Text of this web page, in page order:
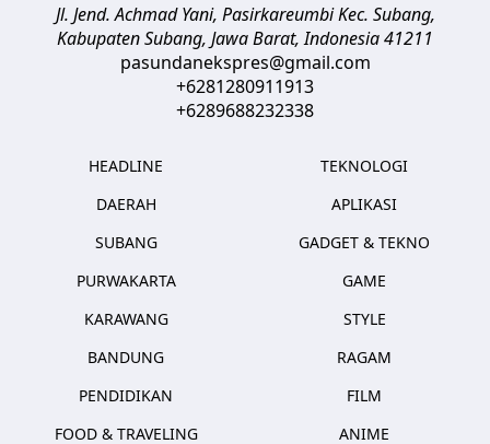
Jl. Jend. Achmad Yani, Pasirkareumbi Kec. Subang,
Kabupaten Subang, Jawa Barat,Indonesia41211
pasundanekspres@gmail.com
+6281280911913
+6289688232338
HEADLINE
DAERAH
SUBANG
PURWAKARTA
KARAWANG
BANDUNG
PENDIDIKAN
FOOD & TRAVELING
TEKNOLOGI
APLIKASI
GADGET & TEKNO
GAME
STYLE
RAGAM
FILM
ANIME